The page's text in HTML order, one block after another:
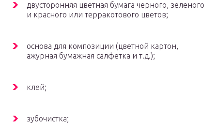
двусторонняя цветная бумага черного, зеленого
и красного или терракотового цветов;
основа для композиции (цветной картон,
ажурная бумажная салфетка и т.д.);
клей;
зубочистка;